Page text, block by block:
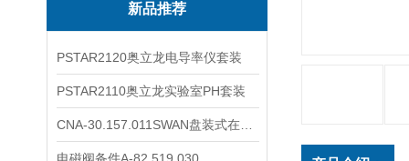
新品推荐
PSTAR2120奥立龙电导率仪套装
PSTAR2110奥立龙实验室PH套装